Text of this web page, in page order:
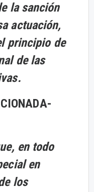
la sanción
actuación,
principio de
de las
en todo
en
los